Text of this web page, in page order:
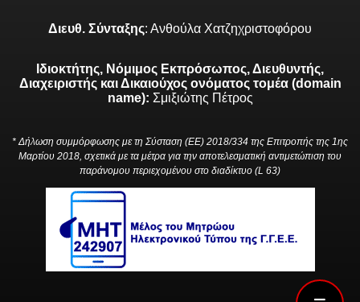
Διευθ. Σύνταξης: Ανθούλα Χατζηχριστοφόρου
Ιδιοκτήτης, Νόμιμος Εκπρόσωπος, Διευθυντής,
Διαχειριστής και Δικαιούχος ονόματος τομέα (domain
name): Σμιξιώτης Πέτρος
* Δήλωση συμμόρφωσης με τη Σύσταση (ΕΕ) 2018/334 της Επιτροπής της 1ης
Μαρτίου 2018, σχετικά με τα μέτρα για την αποτελεσματική αντιμετώπιση του
παράνομου περιεχομένου στο διαδίκτυο (L 63)